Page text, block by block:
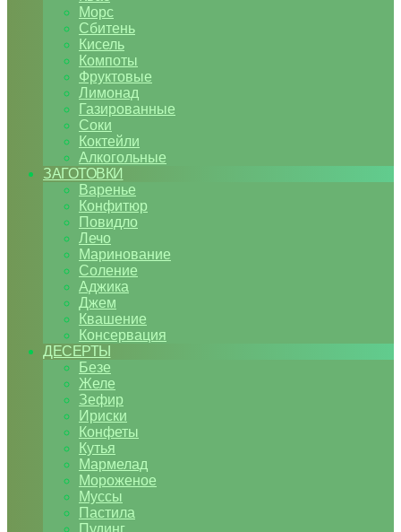
Морс
Сбитень
Кисель
Компоты
Фруктовые
Лимонад
Газированные
Соки
Коктейли
Алкогольные
ЗАГОТОВКИ
Варенье
Конфитюр
Повидло
Лечо
Маринование
Соление
Аджика
Джем
Квашение
Консервация
ДЕСЕРТЫ
Безе
Желе
Зефир
Ириски
Конфеты
Кутья
Мармелад
Мороженое
Муссы
Пастила
Пудинг